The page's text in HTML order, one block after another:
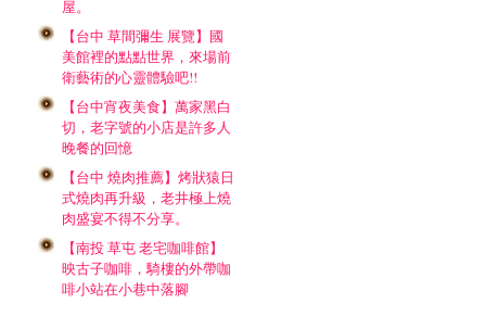
屋。
【台中 草間彌生 展覽】國
美館裡的點點世界，來場前
衛藝術的心靈體驗吧!!
【台中宵夜美食】萬家黑白
切，老字號的小店是許多人
晚餐的回憶
【台中 燒肉推薦】烤狀猿日
式燒肉再升級，老井極上燒
肉盛宴不得不分享。
【南投 草屯 老宅咖啡館】
映古子咖啡，騎樓的外帶咖
啡小站在小巷中落腳